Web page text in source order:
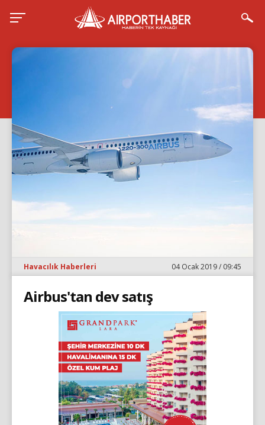
Havacılık Haberleri 04 Ocak 2019 / 09:45
Airbus'tan dev satış